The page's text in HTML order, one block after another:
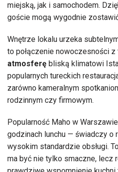
miejską, jak i samochodem.
goście mogą wygodnie
Wnętrze lokalu urzeka
to połączenie nowoczesności
atmosferę bliską klimatowi
popularnych tureckich
zarówno kameralnym
rodzinnym czy firmowym.
Popularność Maho w
godzinach lunchu — świadczy o
wysokim standardzie obsługi.
ma być nie tylko smaczne, lecz